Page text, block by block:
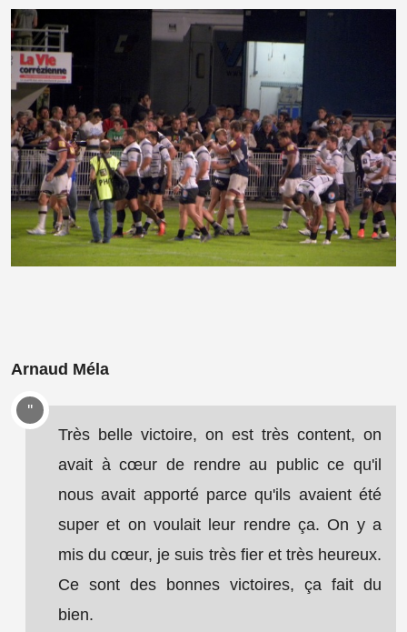
Arnaud Méla
Très belle victoire, on est très content, on
avait à cœur de rendre au public ce qu'il
nous avait apporté parce qu'ils avaient été
super et on voulait leur rendre ça. On y a
mis du cœur, je suis très fier et très heureux.
Ce sont des bonnes victoires, ça fait du
bien.